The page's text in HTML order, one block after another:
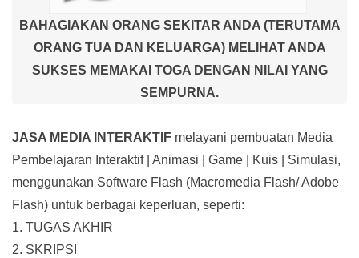
BAHAGIAKAN ORANG SEKITAR ANDA (TERUTAMA
ORANG TUA DAN KELUARGA) MELIHAT ANDA
SUKSES MEMAKAI TOGA DENGAN NILAI YANG
SEMPURNA.
JASA MEDIA INTERAKTIF melayani pembuatan Media
Pembelajaran Interaktif| Animasi | Game | Kuis | Simulasi,
menggunakan Software Flash (Macromedia Flash/ Adobe
Flash) untuk berbagai keperluan, seperti:
1. TUGAS AKHIR
2. SKRIPSI